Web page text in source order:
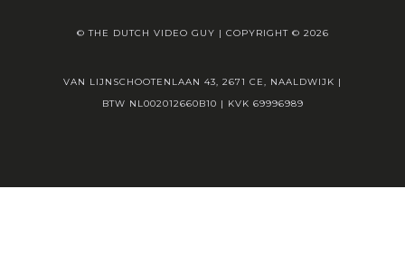
© THE DUTCH VIDEO GUY | COPYRIGHT © 2026
VAN LIJNSCHOOTENLAAN 43, 2671 CE, NAALDWIJK |
BTW NL002012660B10 | KVK 69996989